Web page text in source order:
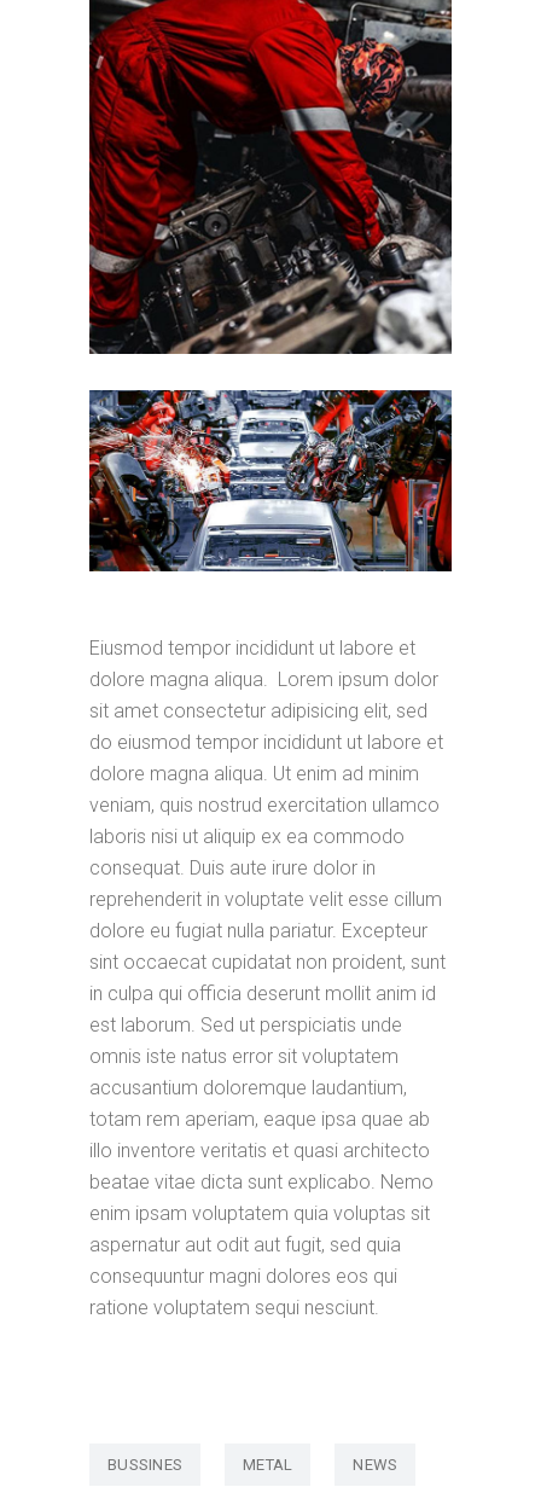
Eiusmod tempor incididunt ut labore et
dolore magna aliqua. Lorem ipsum dolor
sit amet consectetur adipisicing elit, sed
do eiusmod tempor incididunt ut labore et
dolore magna aliqua. Ut enim ad minim
veniam, quis nostrud exercitation ullamco
laboris nisi ut aliquip ex ea commodo
consequat. Duis aute irure dolor in
reprehenderit in voluptate velit esse cillum
dolore eu fugiat nulla pariatur. Excepteur
sint occaecat cupidatat non proident, sunt
in culpa qui officia deserunt mollit anim id
est laborum. Sed ut perspiciatis unde
omnis iste natus error sit voluptatem
accusantium doloremque laudantium,
totam rem aperiam, eaque ipsa quae ab
illo inventore veritatis et quasi architecto
beatae vitae dicta sunt explicabo. Nemo
enim ipsam voluptatem quia voluptas sit
aspernatur aut odit aut fugit, sed quia
consequuntur magni dolores eos qui
ratione voluptatem sequi nesciunt.
BUSSINES METAL NEWS